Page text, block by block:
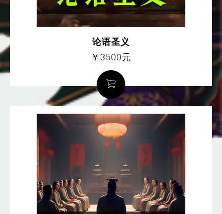
论语圣义
￥3500元